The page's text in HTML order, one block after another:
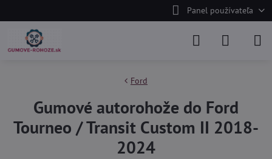
Panel používateľa
Ford
Gumové autorohože do Ford
Tourneo / Transit Custom II 2018-
2024